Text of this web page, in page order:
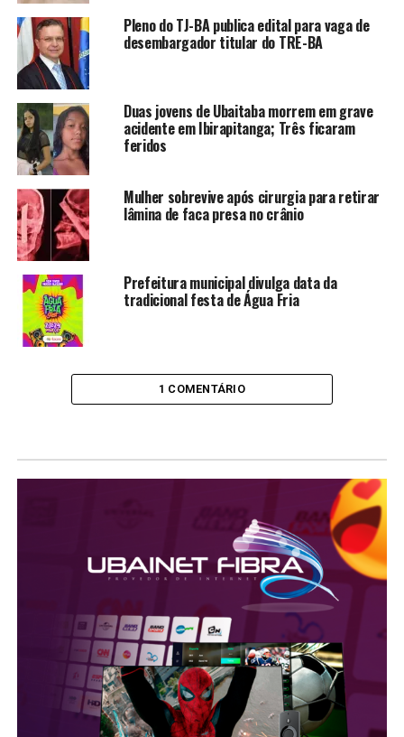
Pleno do TJ-BA publica edital para vaga de
desembargador titular do TRE-BA
Duas jovens de Ubaitaba morrem em grave
acidente em Ibirapitanga; Três ficaram
feridos
Mulher sobrevive após cirurgia para retirar
lâmina de faca presa no crânio
Prefeitura municipal divulga data da
tradicional festa de Água Fria
1 COMENTÁRIO